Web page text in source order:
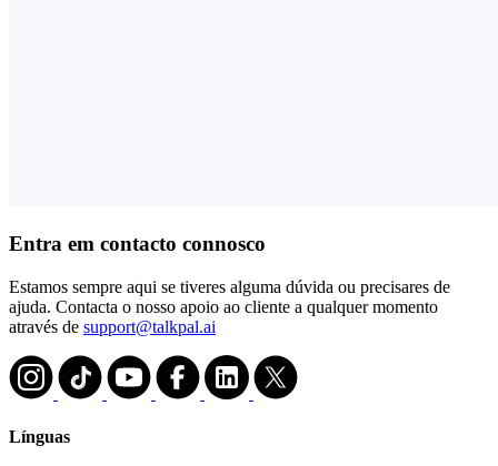
Entra em contacto connosco
Estamos sempre aqui se tiveres alguma dúvida ou precisares de
ajuda. Contacta o nosso apoio ao cliente a qualquer momento
através de support@talkpal.ai
Línguas